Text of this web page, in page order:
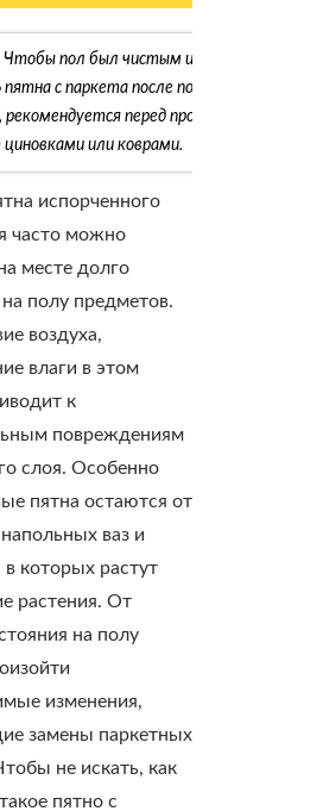
Чтобы пол был чистым и не возникало
с паркета после посещения
рекомендуется перед проведением
или коврами.
испорченного
часто можно
месте долго
полу предметов.
воздуха,
влаги в этом
к
повреждениям
слоя. Особенно
пятна остаются от
ваз и
которых растут
растения. От
на полу
изменения,
замены паркетных
не искать, как
пятно с